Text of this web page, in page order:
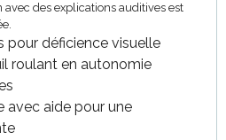
des explications auditives est
pour déficience visuelle
roulant en autonomie
avec aide pour une